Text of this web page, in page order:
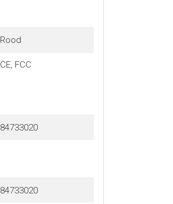
Rood
CE, FCC
84733020
84733020